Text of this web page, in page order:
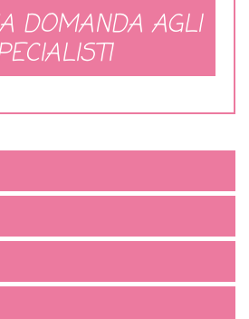
DOMANDA AGLI